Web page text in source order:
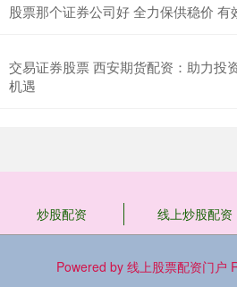
股票那个证券公司好 全力保供稳价 有
交易证券股票 西安期货配资：助力投
机遇
炒股配资 线上炒股配资
Powered by 线上股票配资门户